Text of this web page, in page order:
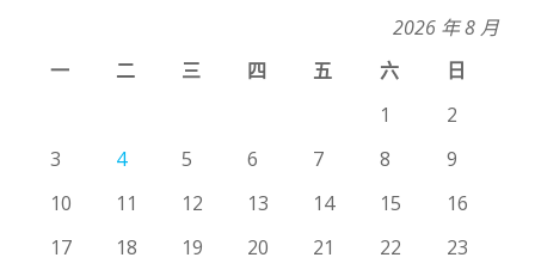
2026 年 8 月
一
二 三 四 五 六
日
1
2
3
4 5 6 7 8
9
10
11 12 13 14 15
16
17
18 19 20 21 22
23